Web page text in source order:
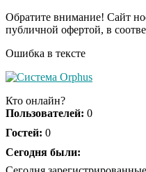
Обратите внимание! Сайт
публичной офертой, в
Ошибка в тексте
Кто онлайн?
Пользователей: 0
Гостей: 0
Сегодня были: